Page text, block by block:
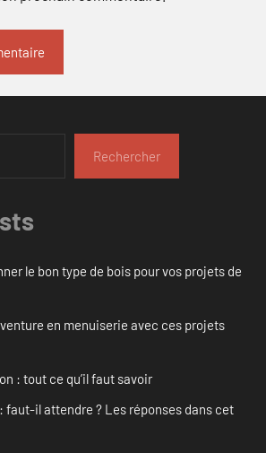
Rechercher
le bon type de bois pour vos projets de
en menuiserie avec ces projets
: tout ce qu’il faut savoir
faut-il attendre ? Les réponses dans cet